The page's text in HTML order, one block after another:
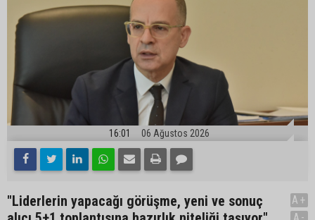
16:01 06 Ağustos 2026
"Liderlerin yapacağı görüşme, yeni ve sonuç
A+